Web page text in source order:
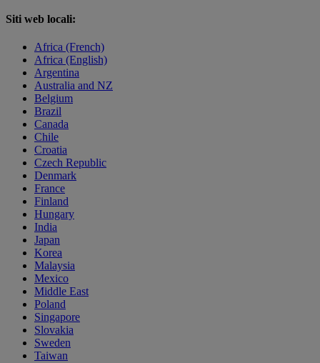
Siti web locali:
Africa (French)
Africa (English)
Argentina
Australia and NZ
Belgium
Brazil
Canada
Chile
Croatia
Czech Republic
Denmark
France
Finland
Hungary
India
Japan
Korea
Malaysia
Mexico
Middle East
Poland
Singapore
Slovakia
Sweden
Taiwan